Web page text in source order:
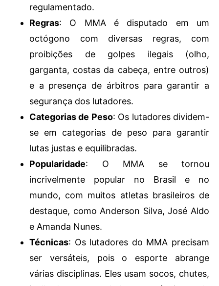
regulamentado.
Regras: O MMA é disputado em um
octógono com diversas regras, com
proibições de golpes ilegais (olho,
garganta, costas da cabeça, entre outros)
e a presença de árbitros para garantir a
segurança dos lutadores.
Categorias de Peso: Os lutadores dividem-
se em categorias de peso para garantir
lutas justas e equilibradas.
Popularidade: O MMA se tornou
incrivelmente popular no Brasil e no
mundo, com muitos atletas brasileiros de
destaque, como Anderson Silva, José Aldo
e Amanda Nunes.
Técnicas: Os lutadores do MMA precisam
ser versáteis, pois o esporte abrange
várias disciplinas. Eles usam socos, chutes,